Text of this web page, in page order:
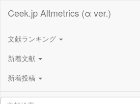
Ceek.jp Altmetrics (α ver.)
文献ランキング
新着文献
新着投稿